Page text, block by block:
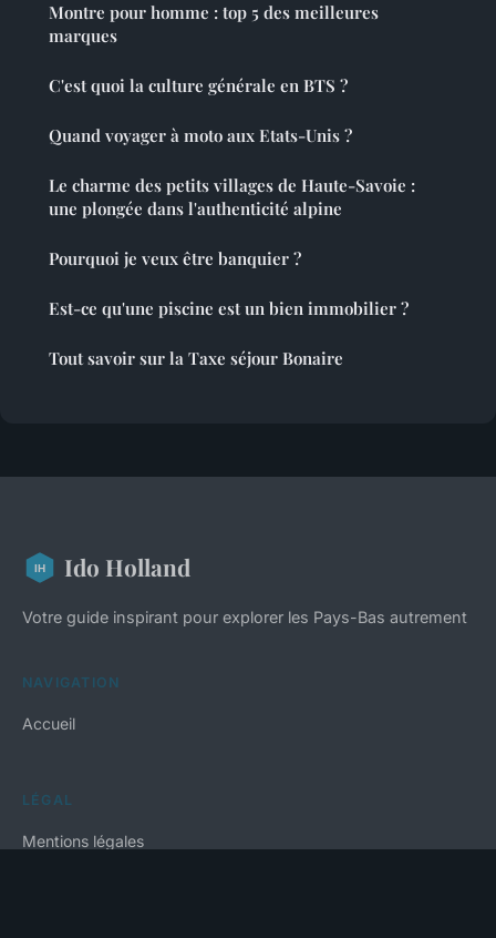
Montre pour homme : top 5 des meilleures
marques
C'est quoi la culture générale en BTS ?
Quand voyager à moto aux Etats-Unis ?
Le charme des petits villages de Haute-Savoie :
une plongée dans l'authenticité alpine
Pourquoi je veux être banquier ?
Est-ce qu'une piscine est un bien immobilier ?
Tout savoir sur la Taxe séjour Bonaire
Ido Holland
Votre guide inspirant pour explorer les Pays-Bas autrement
NAVIGATION
Accueil
LÉGAL
Mentions légales